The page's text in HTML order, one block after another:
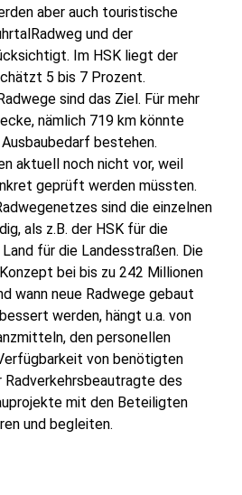
aber auch touristische
und der
Im HSK liegt der
5 bis 7 Prozent.
sind das Ziel. Für mehr
nämlich 719 km könnte
bestehen.
aktuell noch nicht vor, weil
geprüft werden müssten.
sind die einzelnen
als z.B. der HSK für die
für die Landesstraßen. Die
bei bis zu 242 Millionen
wann neue Radwege gebaut
werden, hängt u.a. von
den personellen
von benötigten
Radverkehrsbeautragte des
mit den Beteiligten
und begleiten.